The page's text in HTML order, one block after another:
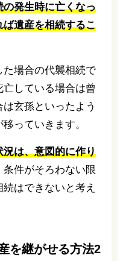
発生時に亡くなっ
遺産を相続するこ
た場合の代襲相続で
している場合は曾
玄孫といったよう
っていきます。
は、意図的に作り
条件がそろわない限
はできないと考え
を継がせる方法2